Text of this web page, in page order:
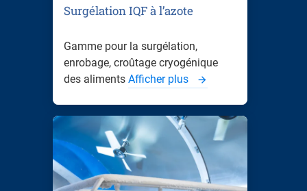
Surgélation IQF à l’azote
Gamme pour la surgélation,
enrobage, croûtage cryogénique
des aliments Afficher plus